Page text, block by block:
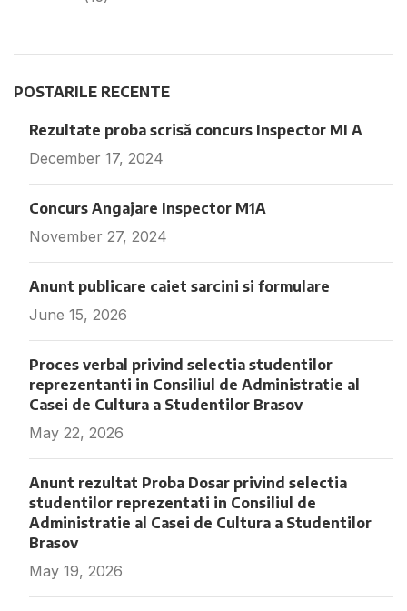
POSTARILE RECENTE
Rezultate proba scrisă concurs Inspector MI A
December 17, 2024
Concurs Angajare Inspector M1A
November 27, 2024
Anunt publicare caiet sarcini si formulare
June 15, 2026
Proces verbal privind selectia studentilor
reprezentanti in Consiliul de Administratie al
Casei de Cultura a Studentilor Brasov
May 22, 2026
Anunt rezultat Proba Dosar privind selectia
studentilor reprezentati in Consiliul de
Administratie al Casei de Cultura a Studentilor
Brasov
May 19, 2026